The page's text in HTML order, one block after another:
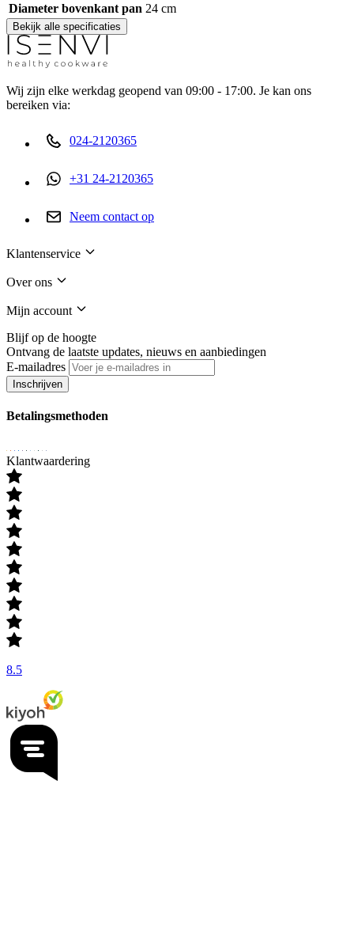
Diameter bovenkant pan 24 cm
Bekijk alle specificaties
Wij zijn elke werkdag geopend van 09:00 - 17:00. Je kan ons
bereiken via:
024-2120365
+31 24-2120365
Neem contact op
Klantenservice
Over ons
Mijn account
Blijf op de hoogte
Ontvang de laatste updates, nieuws en aanbiedingen
E-mailadres
Inschrijven
Betalingsmethoden
Klantwaardering
8.5